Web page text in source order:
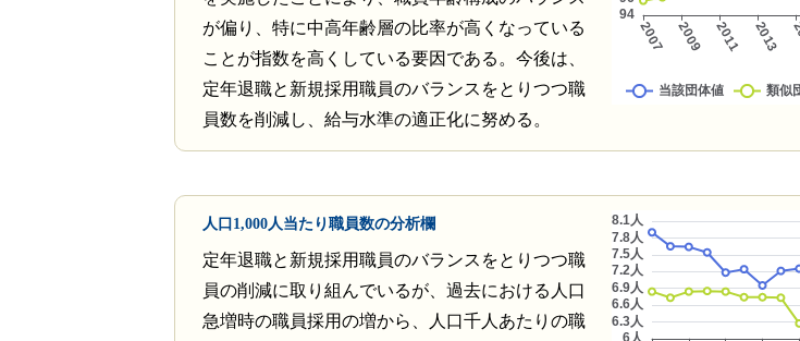
が偏り、特に中高年齢層の比率が高くなっている
ことが指数を高くしている要因である。今後は、
定年退職と新規採用職員のバランスをとりつつ職
員数を削減し、給与水準の適正化に努める。
人口1,000人当たり職員数の分析欄
定年退職と新規採用職員のバランスをとりつつ職
員の削減に取り組んでいるが、過去における人口
急増時の職員採用の増から、人口千人あたりの職